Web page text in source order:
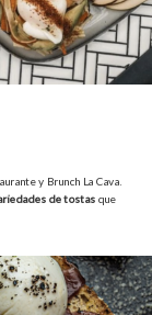
y Brunch La Cava.
de tostas que